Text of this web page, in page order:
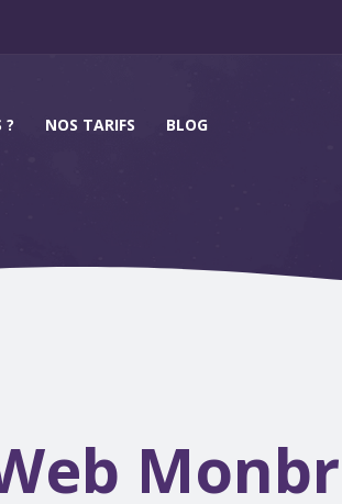
? NOS TARIFS BLOG